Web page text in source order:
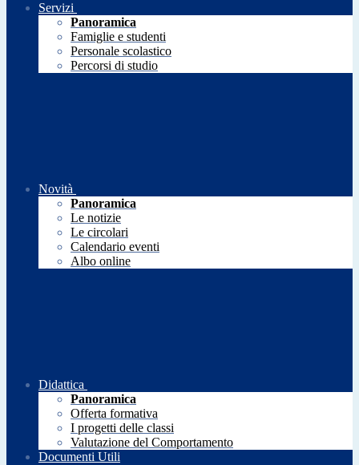
Servizi
Panoramica
Famiglie e studenti
Personale scolastico
Percorsi di studio
Novità
Panoramica
Le notizie
Le circolari
Calendario eventi
Albo online
Didattica
Panoramica
Offerta formativa
I progetti delle classi
Valutazione del Comportamento
Documenti Utili